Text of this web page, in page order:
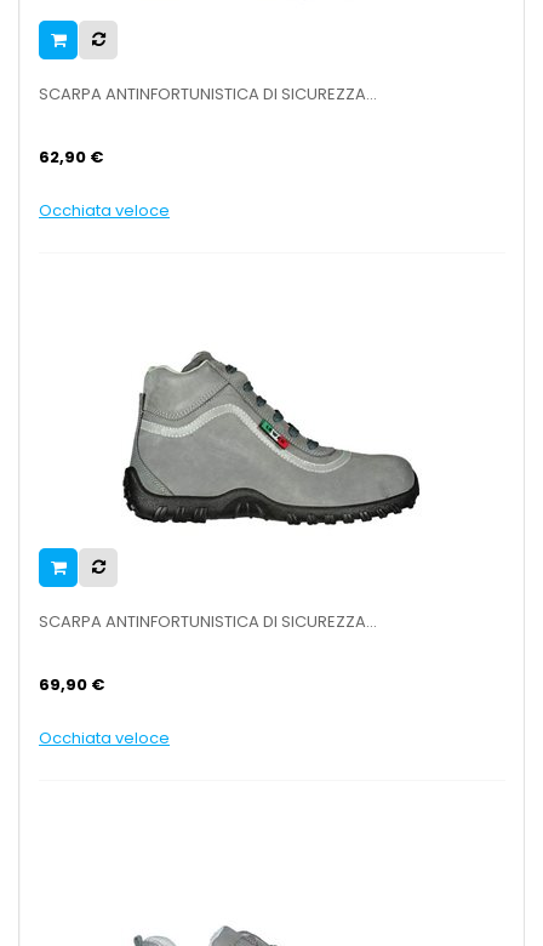
SCARPA ANTINFORTUNISTICA DI SICUREZZA...
62,90 €
Occhiata veloce
SCARPA ANTINFORTUNISTICA DI SICUREZZA...
69,90 €
Occhiata veloce